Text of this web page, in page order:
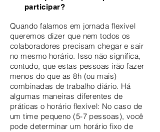
participar?
Quando falamos em jornada flexível
queremos dizer que nem todos os
colaboradores precisam chegar e sair
no mesmo horário. Isso não significa,
contudo, que estas pessoas irão fazer
menos do que as 8h (ou mais)
combinadas de trabalho diário. Há
algumas maneiras diferentes de
práticas o horário flexível: No caso de
um time pequeno (5-7 pessoas), você
pode determinar um horário fixo de